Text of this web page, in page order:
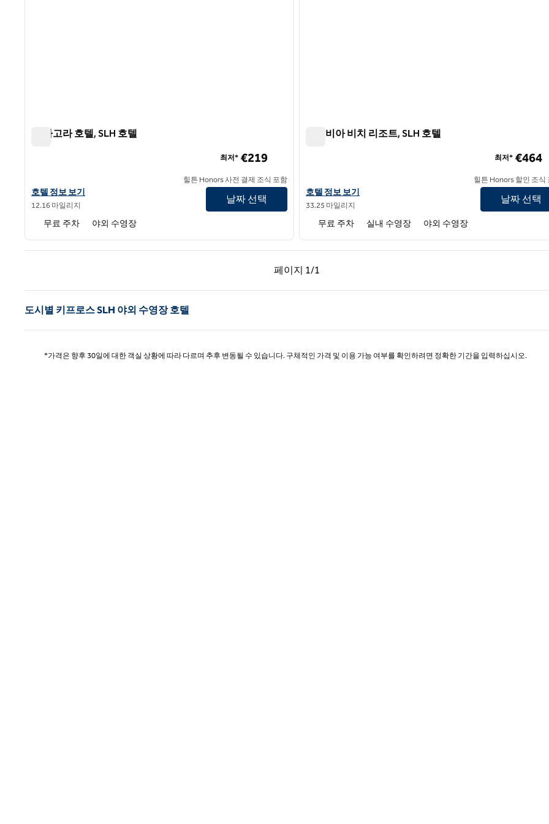
더 아고라 호텔, SLH 호텔
SLH 호텔 아고라 호텔의 호텔 정보 보기
호텔 정보 보기
12.16 마일리지
최저* €219
힐튼 Honors 사전 결제 조식 포함
날짜 선택
무료 주차 야외 수영장
컬럼비아 비치 리조트, SLH 호텔
SLH 호텔인 컬럼비아 비치 리조트의 호텔 정보 보기
호텔 정보 보기
33.25 마일리지
최저* €464
힐튼 Honors 할인 조식
날짜 선택
무료 주차 실내 수영장 야외 수영장
페이지 1/1
이전 페이지, 1/1
페이지 1/1
도시별 키프로스 SLH 야외 수영장 호텔
*가격은 향후 30일에 대한 객실 상황에 따라 다르며 추후 변동될 수 있습니다. 구체적인 가격 및 이용 가능 여부를 확인하려면 정확한 기간을 입력하십시오.